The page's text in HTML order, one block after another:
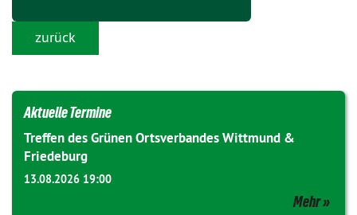
zurück
Aktuelle Termine
Treffen des Grünen Ortsverbandes Wittmund &
Friedeburg
13.08.2026 19:00
Mehr